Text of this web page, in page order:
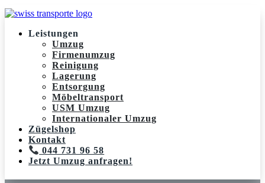
Leistungen
Umzug
Firmenumzug
Reinigung
Lagerung
Entsorgung
Möbeltransport
USM Umzug
Internationaler Umzug
Zügelshop
Kontakt
044 731 96 58
Jetzt Umzug anfragen!